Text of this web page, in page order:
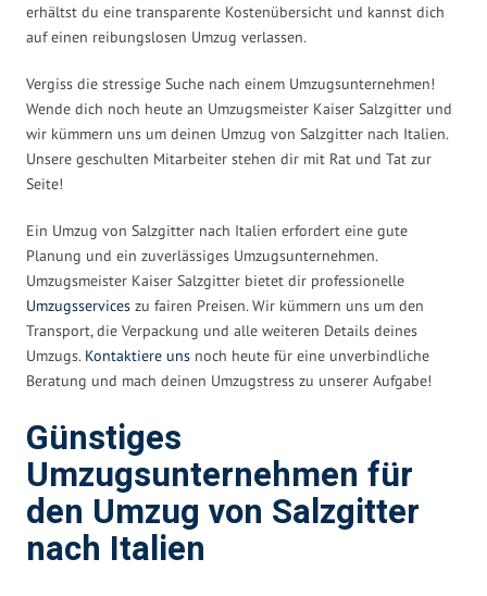
erhältst du eine transparente Kostenübersicht und kannst dich
auf einen reibungslosen Umzug verlassen.
Vergiss die stressige Suche nach einem Umzugsunternehmen!
Wende dich noch heute an Umzugsmeister Kaiser Salzgitter und
wir kümmern uns um deinen Umzug von Salzgitter nach Italien.
Unsere geschulten Mitarbeiter stehen dir mit Rat und Tat zur
Seite!
Ein Umzug von Salzgitter nach Italien erfordert eine gute
Planung und ein zuverlässiges Umzugsunternehmen.
Umzugsmeister Kaiser Salzgitter bietet dir professionelle
Umzugsservices zu fairen Preisen. Wir kümmern uns um den
Transport, die Verpackung und alle weiteren Details deines
Umzugs. Kontaktiere uns noch heute für eine unverbindliche
Beratung und mach deinen Umzugstress zu unserer Aufgabe!
Günstiges
Umzugsunternehmen für
den Umzug von Salzgitter
nach Italien